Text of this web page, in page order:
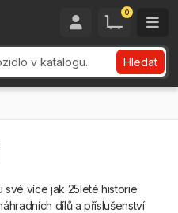
0
Hledat
své více jak 25leté historie
dílů a příslušenství